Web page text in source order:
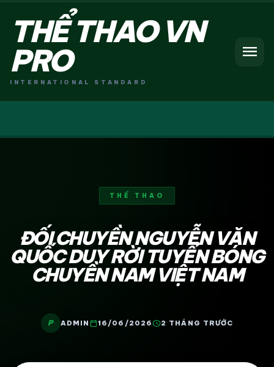
THỂ THAO VN
PRO
INTERNATIONAL STANDARD
menu
THỂ THAO
ĐỐI CHUYỀN NGUYỄN VĂN
QUỐC DUY RỜI TUYỂN BÓNG
CHUYỀN NAM VIỆT NAM
P ADMIN calendar_today16/06/2026schedule2 THÁNG TRƯỚC